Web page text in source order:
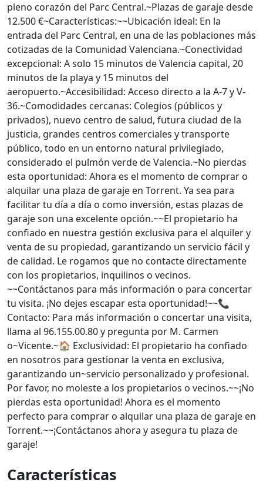
pleno corazón del Parc Central.~Plazas de garaje desde
12.500 €~Características:~~Ubicación ideal: En la
entrada del Parc Central, en una de las poblaciones más
cotizadas de la Comunidad Valenciana.~Conectividad
excepcional: A solo 15 minutos de Valencia capital, 20
minutos de la playa y 15 minutos del
aeropuerto.~Accesibilidad: Acceso directo a la A-7 y V-
36.~Comodidades cercanas: Colegios (públicos y
privados), nuevo centro de salud, futura ciudad de la
justicia, grandes centros comerciales y transporte
público, todo en un entorno natural privilegiado,
considerado el pulmón verde de Valencia.~No pierdas
esta oportunidad: Ahora es el momento de comprar o
alquilar una plaza de garaje en Torrent. Ya sea para
facilitar tu día a día o como inversión, estas plazas de
garaje son una excelente opción.~~El propietario ha
confiado en nuestra gestión exclusiva para el alquiler y
venta de su propiedad, garantizando un servicio fácil y
de calidad. Le rogamos que no contacte directamente
con los propietarios, inquilinos o vecinos.
~~Contáctanos para más información o para concertar
tu visita. ¡No dejes escapar esta oportunidad!~~📞
Contacto: Para más información o concertar una visita,
llama al 96.155.00.80 y pregunta por M. Carmen
o~Vicente.~🏠 Exclusividad: El propietario ha confiado
en nosotros para gestionar la venta en exclusiva,
garantizando un~servicio personalizado y profesional.
Por favor, no moleste a los propietarios o vecinos.~~¡No
pierdas esta oportunidad! Ahora es el momento
perfecto para comprar o alquilar una plaza de garaje en
Torrent.~~¡Contáctanos ahora y asegura tu plaza de
garaje!
Características